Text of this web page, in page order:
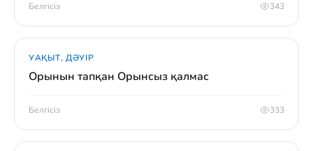
Белгісіз 343
УАҚЫТ, ДӘУІР
Орынын тапқан Орынсыз қалмас
Белгісіз 333